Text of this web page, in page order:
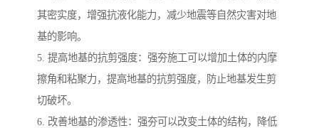
其密实度，增强抗液化能力，减少地震等自然灾害对地
基的影响。
5. 提高地基的抗剪强度：强夯施工可以增加土体的内摩
擦角和粘聚力，提高地基的抗剪强度，防止地基发生剪
切破坏。
6. 改善地基的渗透性：强夯可以改变土体的结构，降低